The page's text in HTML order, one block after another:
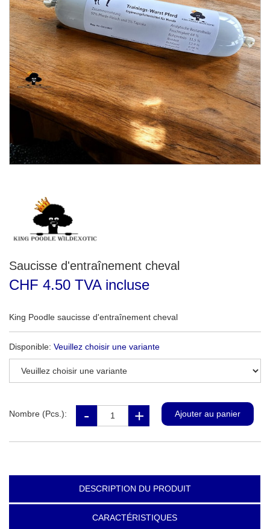
Saucisse d'entraînement cheval
CHF 4.50 TVA incluse
King Poodle saucisse d'entraînement cheval
Disponible: Veuillez choisir une variante
Nombre (Pcs.):
DESCRIPTION DU PRODUIT
CARACTÉRISTIQUES